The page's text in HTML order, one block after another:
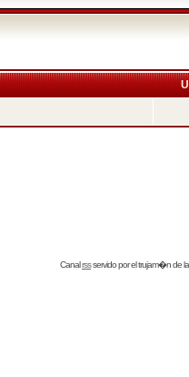
Canalrssservido por eltrujam�nde